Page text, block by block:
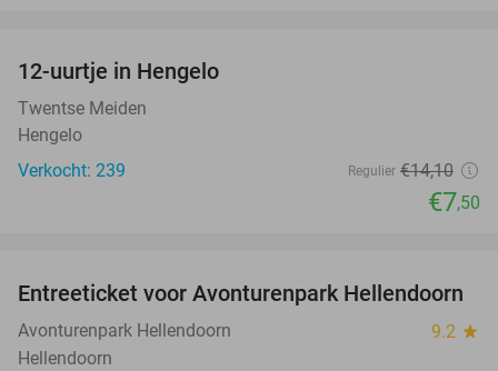
12-uurtje in Hengelo
Twentse Meiden
Hengelo
Verkocht: 239
Regulier €14,10
€7,50
41%
Entreeticket voor Avonturenpark Hellendoorn
Avonturenpark Hellendoorn 9.2 star
Hellendoorn